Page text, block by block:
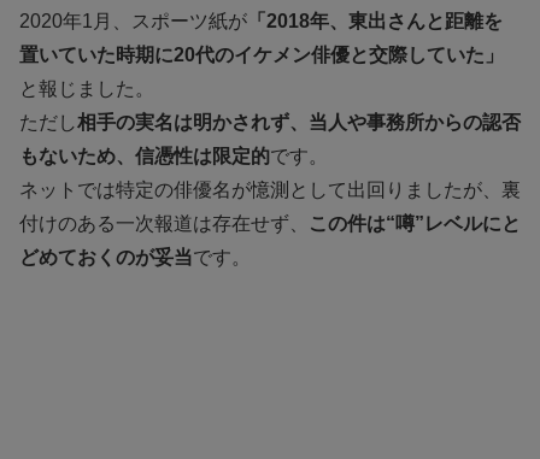
2020年1月、スポーツ紙が 「2018年、東出さんと距離を
置いていた時期に20代のイケメン俳優と交際していた」
と報じました。
ただし相手の実名は明かされず、当人や事務所からの認否
もないため、信憑性は限定的です。
ネットでは特定の俳優名が憶測として出回りましたが、裏
付けのある一次報道は存在せず、
この件は“噂”レベルにと
どめておくのが妥当です。